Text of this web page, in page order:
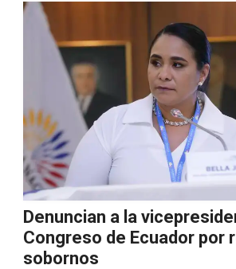
Denuncian a la
Congreso de Ecuador por
sobornos